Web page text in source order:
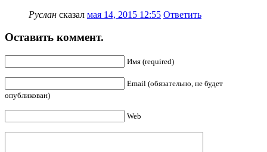
Руслан сказал мая 14, 2015 12:55 Ответить
Оставить коммент.
Имя (required)
Email (обязательно, не будет
опубликован)
Web